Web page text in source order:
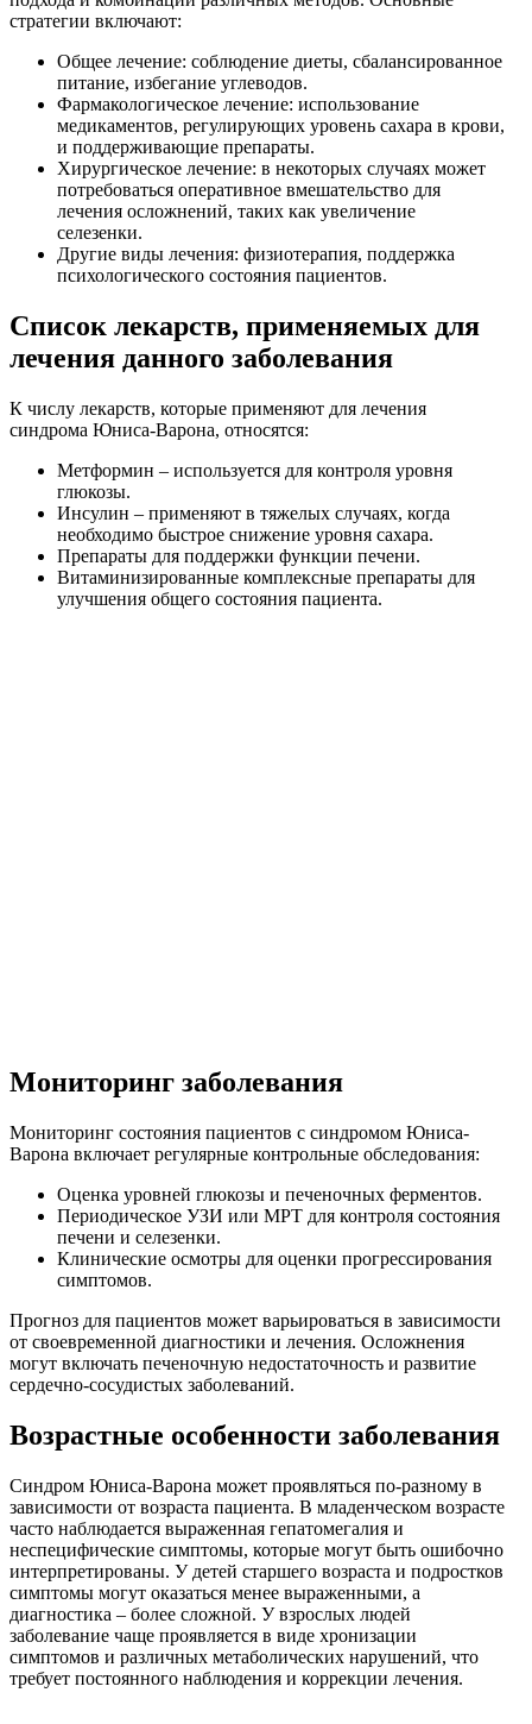
стратегии включают:
Общее лечение: соблюдение диеты, сбалансированное
питание, избегание углеводов.
Фармакологическое лечение: использование
медикаментов, регулирующих уровень сахара в крови,
и поддерживающие препараты.
Хирургическое лечение: в некоторых случаях может
потребоваться оперативное вмешательство для
лечения осложнений, таких как увеличение
селезенки.
Другие виды лечения: физиотерапия, поддержка
психологического состояния пациентов.
Список лекарств, применяемых для
лечения данного заболевания
К числу лекарств, которые применяют для лечения
синдрома Юниса-Варона, относятся:
Метформин – используется для контроля уровня
глюкозы.
Инсулин – применяют в тяжелых случаях, когда
необходимо быстрое снижение уровня сахара.
Препараты для поддержки функции печени.
Витаминизированные комплексные препараты для
улучшения общего состояния пациента.
Мониторинг заболевания
Мониторинг состояния пациентов с синдромом Юниса-
Варона включает регулярные контрольные обследования:
Оценка уровней глюкозы и печеночных ферментов.
Периодическое УЗИ или МРТ для контроля состояния
печени и селезенки.
Клинические осмотры для оценки прогрессирования
симптомов.
Прогноз для пациентов может варьироваться в зависимости
от своевременной диагностики и лечения. Осложнения
могут включать печеночную недостаточность и развитие
сердечно-сосудистых заболеваний.
Возрастные особенности заболевания
Синдром Юниса-Варона может проявляться по-разному в
зависимости от возраста пациента. В младенческом возрасте
часто наблюдается выраженная гепатомегалия и
неспецифические симптомы, которые могут быть ошибочно
интерпретированы. У детей старшего возраста и подростков
симптомы могут оказаться менее выраженными, а
диагностика – более сложной. У взрослых людей
заболевание чаще проявляется в виде хронизации
симптомов и различных метаболических нарушений, что
требует постоянного наблюдения и коррекции лечения.